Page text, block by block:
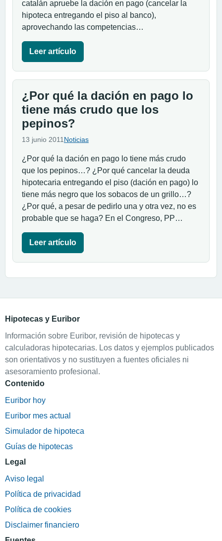
catalán apruebe la dación en pago (cancelar la
hipoteca entregando el piso al banco),
aprovechando las competencias…
Leer artículo
¿Por qué la dación en pago lo
tiene más crudo que los
pepinos?
13 junio 2011 Noticias
¿Por qué la dación en pago lo tiene más crudo
que los pepinos…? ¿Por qué cancelar la deuda
hipotecaria entregando el piso (dación en pago) lo
tiene más negro que los sobacos de un grillo…?
¿Por qué, a pesar de pedirlo una y otra vez, no es
probable que se haga? En el Congreso, PP…
Leer artículo
Hipotecas y Euribor
Información sobre Euribor, revisión de hipotecas y
calculadoras hipotecarias. Los datos y ejemplos publicados
son orientativos y no sustituyen a fuentes oficiales ni
asesoramiento profesional.
Contenido
Euribor hoy
Euribor mes actual
Simulador de hipoteca
Guías de hipotecas
Legal
Aviso legal
Política de privacidad
Política de cookies
Disclaimer financiero